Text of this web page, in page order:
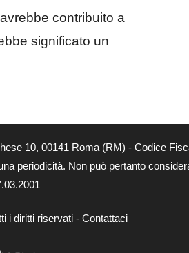
contribuito a
significato un
10, 00141 Roma (RM) - Codice
periodicità. Non può pertanto
i diritti riservati - Contattaci